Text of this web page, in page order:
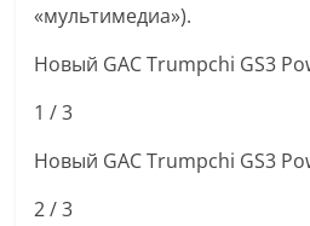
«мультимедиа»).
Новый GAC Trumpchi GS3
1 / 3
Новый GAC Trumpchi GS3
2/ 3